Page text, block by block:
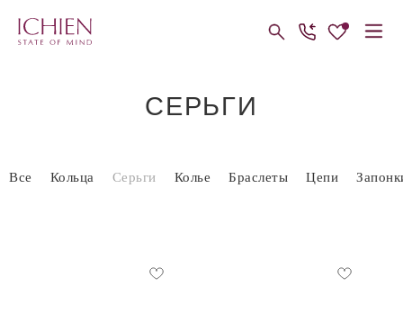
СЕРЬГИ
Все Кольца Серьги Колье Браслеты Цепи